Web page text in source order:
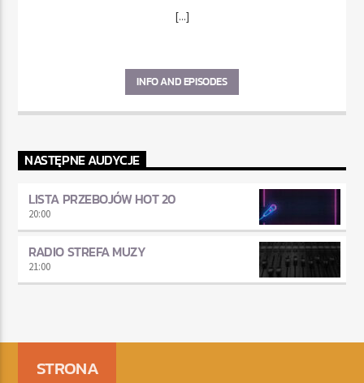
[...]
INFO AND EPISODES
NASTĘPNE AUDYCJE
LISTA PRZEBOJÓW HOT 20
20:00
RADIO STREFA MUZY
21:00
STRONA